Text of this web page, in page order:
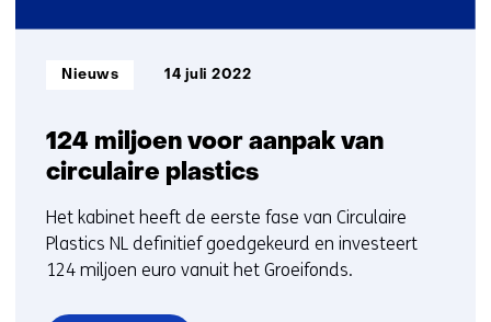
124 miljoen voor aanpak van
circulaire plastics
Informatietype:
Nieuws 14 juli 2022
Het kabinet heeft de eerste fase van Circulaire
Plastics NL definitief goedgekeurd en investeert
124 miljoen euro vanuit het Groeifonds.